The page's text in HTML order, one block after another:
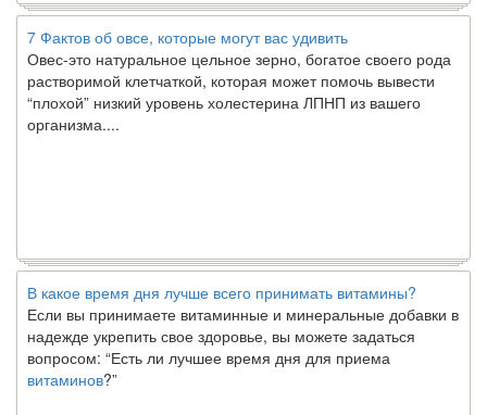
7 Фактов об овсе, которые могут вас удивить
Овес-это натуральное цельное зерно, богатое своего рода
растворимой клетчаткой, которая может помочь вывести
“плохой” низкий уровень холестерина ЛПНП из вашего
организма....
В какое время дня лучше всего принимать витамины?
Если вы принимаете витаминные и минеральные добавки в
надежде укрепить свое здоровье, вы можете задаться
вопросом: “Есть ли лучшее время дня для приема
витаминов ?”